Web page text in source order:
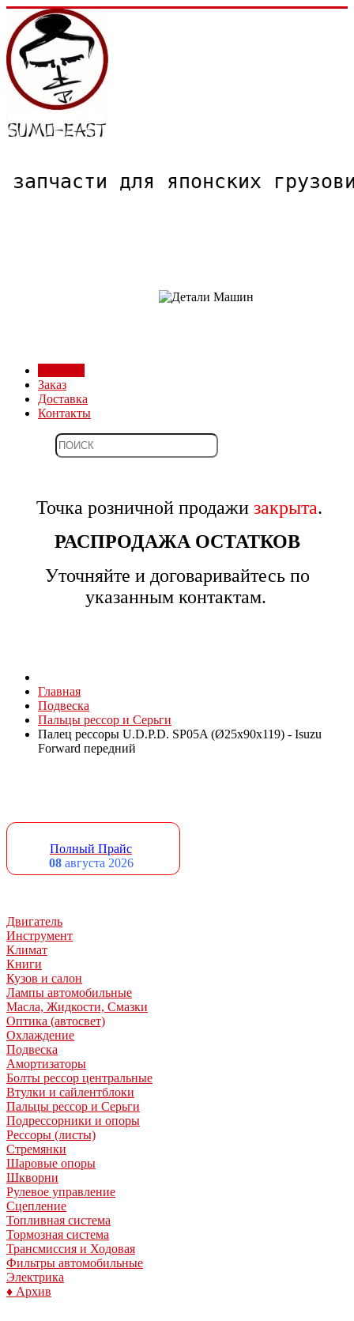
запчасти для японских
Заказ
Доставка
Контакты
Точка розничной продажи закрыта.
РАСПРОДАЖА ОСТАТКОВ
Уточняйте и договаривайтесь по
указанным контактам.
Главная
Подвеска
Пальцы рессор и Серьги
Палец рессоры U.D.P.D. SP05A (Ø25x90x119) - Isuzu
Forward передний
Полный Прайс
08августа 2026
Двигатель
Инструмент
Климат
Книги
Кузов и салон
Лампы автомобильные
Масла, Жидкости, Смазки
Оптика (автосвет)
Охлаждение
Подвеска
Амортизаторы
Болты рессор центральные
Втулки и сайлентблоки
Пальцы рессор и Серьги
Подрессорники и опоры
Рессоры (листы)
Стремянки
Шаровые опоры
Шкворни
Рулевое управление
Сцепление
Топливная система
Тормозная система
Трансмиссия и Ходовая
Фильтры автомобильные
Электрика
♦ Архив